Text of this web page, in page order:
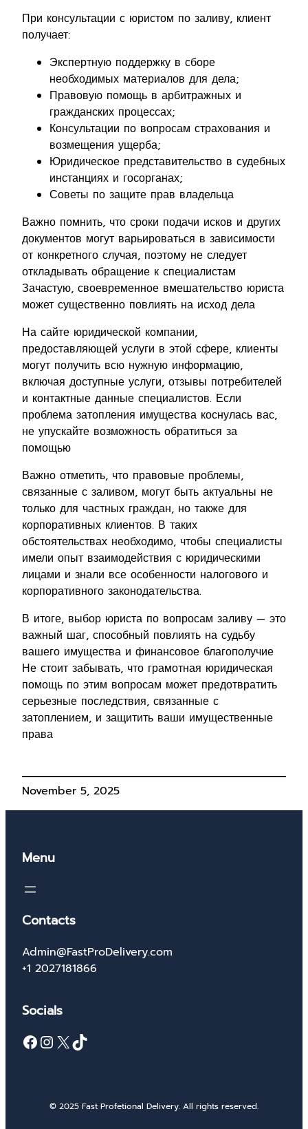
При консультации с юристом по заливу, клиент
получает:
Экспертную поддержку в сборе
необходимых материалов для дела;
Правовую помощь в арбитражных и
гражданских процессах;
Консультации по вопросам страхования и
возмещения ущерба;
Юридическое представительство в судебных
инстанциях и госорганах;
Советы по защите прав владельца
Важно помнить, что сроки подачи исков и других
документов могут варьироваться в зависимости
от конкретного случая, поэтому не следует
откладывать обращение к специалистам
Зачастую, своевременное вмешательство юриста
может существенно повлиять на исход дела
На сайте юридической компании,
предоставляющей услуги в этой сфере, клиенты
могут получить всю нужную информацию,
включая доступные услуги, отзывы потребителей
и контактные данные специалистов. Если
проблема затопления имущества коснулась вас,
не упускайте возможность обратиться за
помощью
Важно отметить, что правовые проблемы,
связанные с заливом, могут быть актуальны не
только для частных граждан, но также для
корпоративных клиентов. В таких
обстоятельствах необходимо, чтобы специалисты
имели опыт взаимодействия с юридическими
лицами и знали все особенности налогового и
корпоративного законодательства.
В итоге, выбор юриста по вопросам заливу — это
важный шаг, способный повлиять на судьбу
вашего имущества и финансовое благополучие
Не стоит забывать, что грамотная юридическая
помощь по этим вопросам может предотвратить
серьезные последствия, связанные с
затоплением, и защитить ваши имущественные
права
November 5, 2025
Menu
Contacts
Admin@FastProDelivery.com
+1 2027181866
Socials
Facebook InstagramX TikTok
© 2025 Fast Profetional Delivery. All rights reserved.